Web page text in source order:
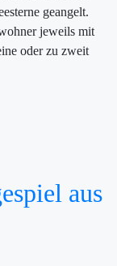
geangelt.
jeweils mit
oder zu zweit
aus